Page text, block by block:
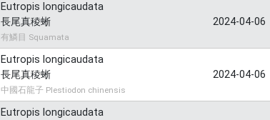
Eutropis longicaudata
長尾真稜蜥
有鱗目 Squamata
2024-04-06
Eutropis longicaudata
長尾真稜蜥
中國石龍子 Plestiodon chinensis
2024-04-06
Eutropis longicaudata